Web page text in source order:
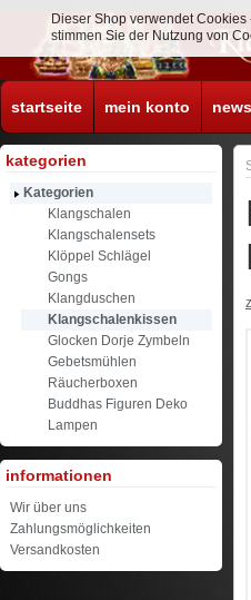
startseite mein konto news
kategorien
Kategorien
Klangschalen
Klangschalensets
Klöppel Schlägel
Gongs
Klangduschen
Klangschalenkissen
Glocken Dorje Zymbeln
Gebetsmühlen
Räucherboxen
Buddhas Figuren Deko
Lampen
informationen
Wir über uns
Zahlungsmöglichkeiten
Versandkosten
Dieser Shop verwendet
stimmen Sie der Nutzung von